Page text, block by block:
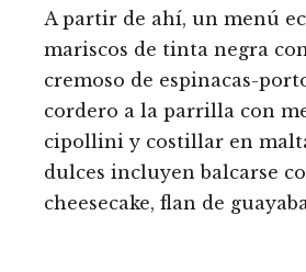
A partir de ahí, un menú
mariscos de tinta negra
cremoso de espinacas-
cordero a la parrilla con
cipollini y costillar en
dulces incluyen balcarse
cheesecake, flan de